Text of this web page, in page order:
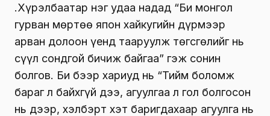
Ү.Хүрэлбаатар нэг удаа надад “Би монгол
гурван мөртөө япон хайкугийн дүрмээр
арван долоон үенд тааруулж төгсгөлийг нь
сүүл сондгой бичиж байгаа” гэж сонин
болгов. Би бээр хариуд нь “Тийм боломж
бараг л байхгүй дээ, агуулгаа л гол болгосон
нь дээр, хэлбэрт хэт баригдахаар агуулга нь